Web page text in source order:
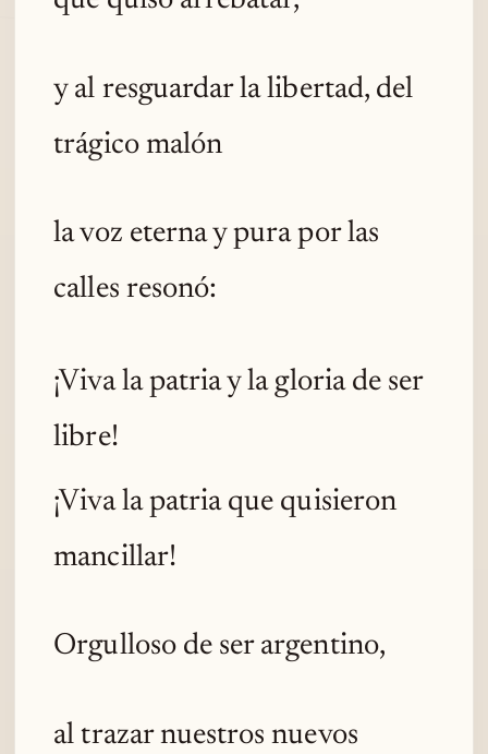
y al resguardar la libertad, del
trágico malón
la voz eterna y pura por las
calles resonó:
¡Viva la patria y la gloria de ser
libre!
¡Viva la patria que quisieron
mancillar!
Orgulloso de ser argentino,
al trazar nuestros nuevos